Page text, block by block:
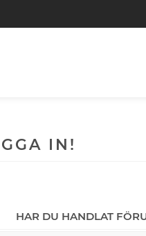
IN!
HAR DU HANDLAT